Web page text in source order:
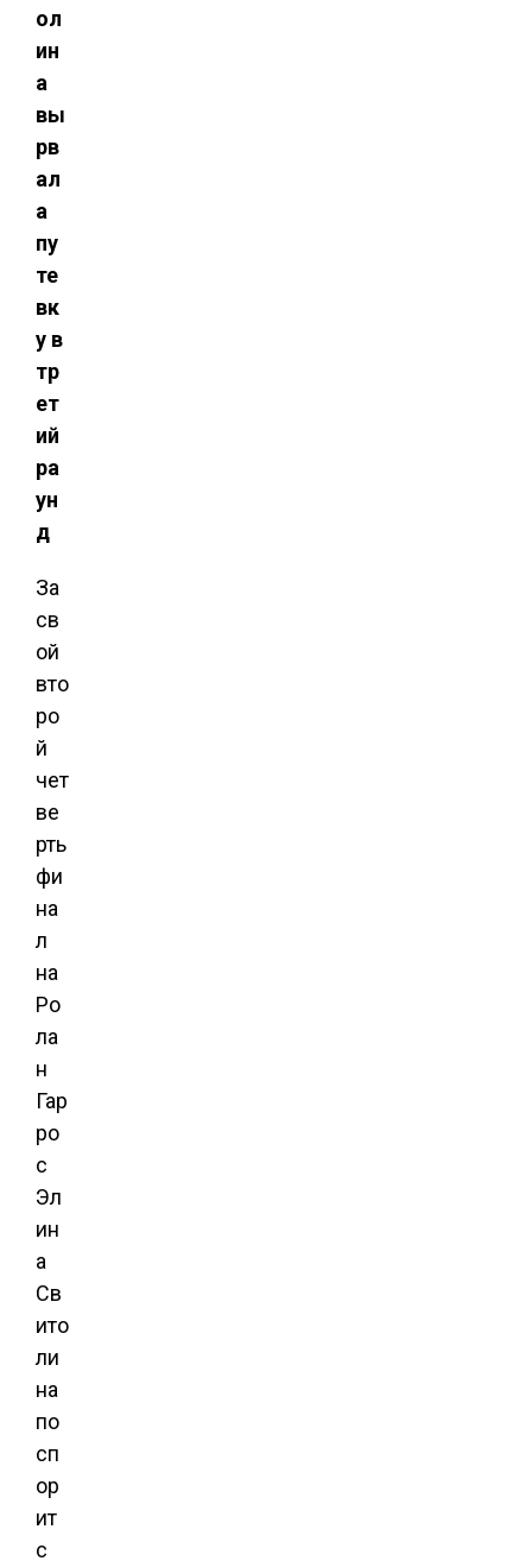
ол
ин
а
вы
рв
ал
а
пу
те
вк
у в
тр
ет
ий
ра
ун
д
За
св
ой
вто
ро
й
чет
ве
рть
фи
на
л
на
Ро
ла
н
Гар
ро
с
Эл
ин
а
Св
ито
ли
на
по
сп
ор
ит
с